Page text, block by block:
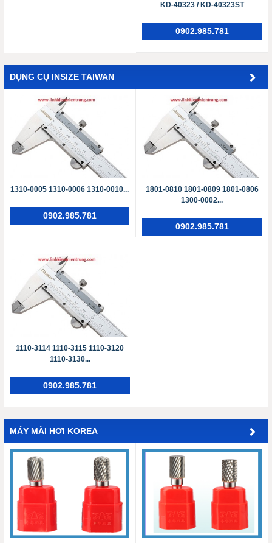
KD-40323 / KD-40323ST
0902.985.781
DỤNG CỤ INSIZE TAIWAN
1310-0005 1310-0006 1310-0010...
0902.985.781
1801-0810 1801-0809 1801-0806
1300-0002...
0902.985.781
1110-3114 1110-3115 1110-3120
1110-3130...
0902.985.781
MÁY MÀI HƠI KOREA